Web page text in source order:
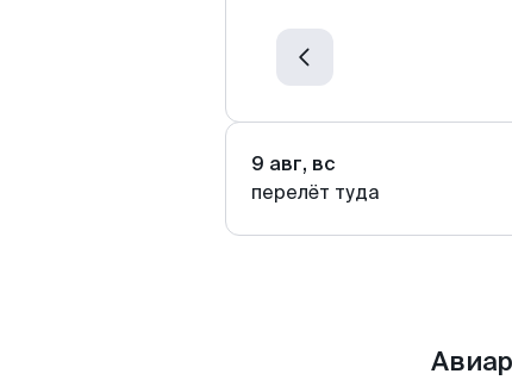
9 авг, вс
перелёт туда